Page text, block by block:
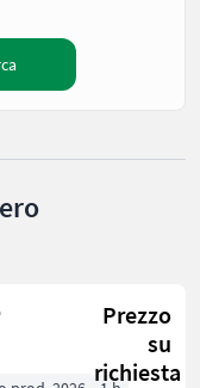
Prezzo
su
richiesta